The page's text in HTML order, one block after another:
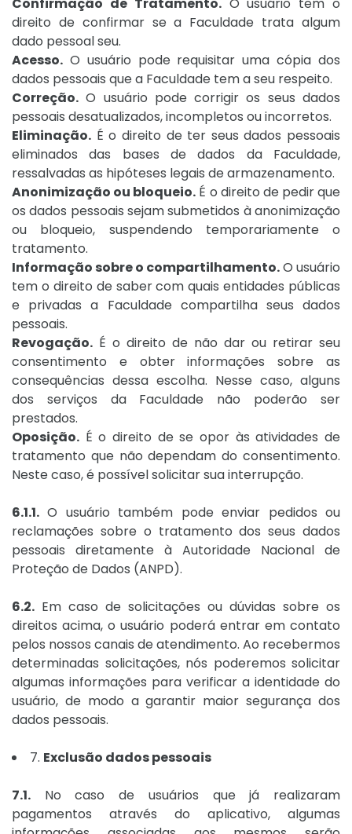
Confirmação de Tratamento.O usuário tem o
direito de confirmar se a Faculdade trata algum
dado pessoal seu.
Acesso. O usuário pode requisitar uma cópia dos
dados pessoais que a Faculdade tem a seu respeito.
Correção. O usuário pode corrigir os seus dados
pessoais desatualizados, incompletos ou incorretos.
Eliminação. É o direito de ter seus dados pessoais
eliminados das bases de dados da Faculdade,
ressalvadas as hipóteses legais de armazenamento.
Anonimização ou bloqueio. É o direito de pedir que
os dados pessoais sejam submetidos à anonimização
ou bloqueio, suspendendo temporariamente o
tratamento.
Informação sobre o compartilhamento.O usuário
tem o direito de saber com quais entidades públicas
e privadas a Faculdade compartilha seus dados
pessoais.
Revogação. É o direito de não dar ou retirar seu
consentimento e obter informações sobre as
consequências dessa escolha. Nesse caso, alguns
dos serviços da Faculdade não poderão ser
prestados.
Oposição. É o direito de se opor às atividades de
tratamento que não dependam do consentimento.
Neste caso, é possível solicitar sua interrupção.
6.1.1. O usuário também pode enviar pedidos ou
reclamações sobre o tratamento dos seus dados
pessoais diretamente à Autoridade Nacional de
Proteção de Dados (ANPD).
6.2. Em caso de solicitações ou dúvidas sobre os
direitos acima, o usuário poderá entrar em contato
pelos nossos canais de atendimento. Ao recebermos
determinadas solicitações, nós poderemos solicitar
algumas informações para verificar a identidade do
usuário, de modo a garantir maior segurança dos
dados pessoais.
7. Exclusão dados pessoais
7.1. No caso de usuários que já realizaram
pagamentos através do aplicativo, algumas